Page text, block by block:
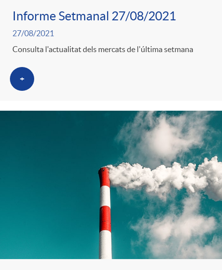
a
s
Informe Setmanal 27/08/2021
27/08/2021
Consulta l'actualitat dels mercats de l'última setmana
+